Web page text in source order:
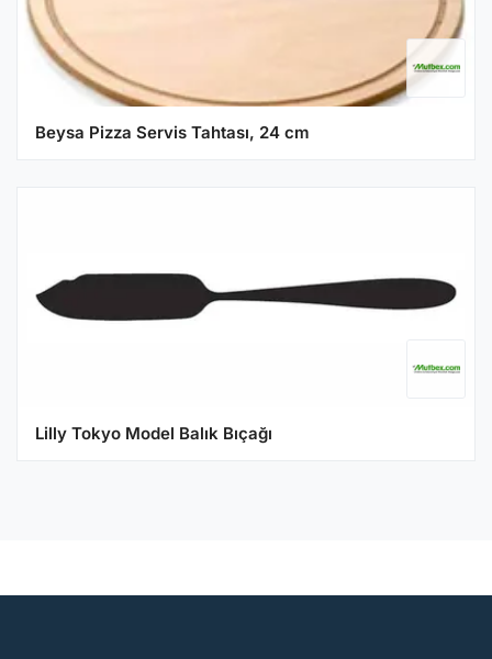
Beysa Pizza Servis Tahtası, 24 cm
Lilly Tokyo Model Balık Bıçağı